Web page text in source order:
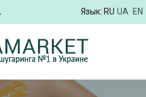
Язык: RU UA EN